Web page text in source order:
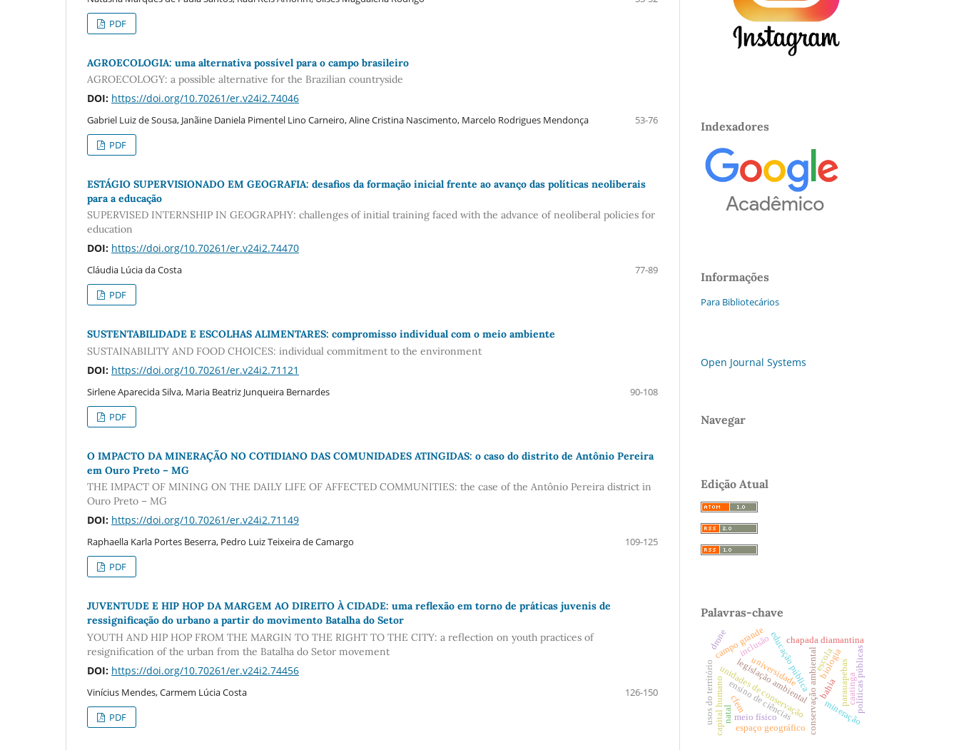
PDF
AGROECOLOGIA: uma alternativa possível para o campo brasileiro
AGROECOLOGY: a possible alternative for the Brazilian countryside
DOI: https://doi.org/10.70261/er.v24i2.74046
Gabriel Luiz de Sousa, Janãine Daniela Pimentel Lino Carneiro, Aline Cristina Nascimento, Marcelo Rodrigues Mendonça
53-76
PDF
ESTÁGIO SUPERVISIONADO EM GEOGRAFIA: desafios da formação inicial frente ao avanço das políticas neoliberais
para a educação
SUPERVISED INTERNSHIP IN GEOGRAPHY: challenges of initial training faced with the advance of neoliberal policies for
education
DOI: https://doi.org/10.70261/er.v24i2.74470
Cláudia Lúcia da Costa
77-89
PDF
SUSTENTABILIDADE E ESCOLHAS ALIMENTARES: compromisso individual com o meio ambiente
SUSTAINABILITY AND FOOD CHOICES: individual commitment to the environment
DOI: https://doi.org/10.70261/er.v24i2.71121
Sirlene Aparecida Silva, Maria Beatriz Junqueira Bernardes
90-108
PDF
O IMPACTO DA MINERAÇÃO NO COTIDIANO DAS COMUNIDADES ATINGIDAS: o caso do distrito de Antônio Pereira
em Ouro Preto – MG
THE IMPACT OF MINING ON THE DAILY LIFE OF AFFECTED COMMUNITIES: the case of the Antônio Pereira district in
Ouro Preto – MG
DOI: https://doi.org/10.70261/er.v24i2.71149
Raphaella Karla Portes Beserra, Pedro Luiz Teixeira de Camargo
109-125
PDF
JUVENTUDE E HIP HOP DA MARGEM AO DIREITO À CIDADE: uma reflexão em torno de práticas juvenis de
ressignificação do urbano a partir do movimento Batalha do Setor
YOUTH AND HIP HOP FROM THE MARGIN TO THE RIGHT TO THE CITY: a reflection on youth practices of
resignification of the urban from the Batalha do Setor movement
DOI: https://doi.org/10.70261/er.v24i2.74456
Vinícius Mendes, Carmem Lúcia Costa
126-150
PDF
Indexadores
Informações
Para Bibliotecários
Open Journal Systems
Navegar
Edição Atual
Palavras-chave
conservação ambiental
unidades de conservação
legislação ambiental
chapada diamantina
bahia
capital humano
educação pública
campo grande
universidade biologia
ensino de ciências
meio físico mineração
parauapebas
cfem políticas públicas
usos do território natal
espaço geográfico
inclusão
escola
drone
caatinga